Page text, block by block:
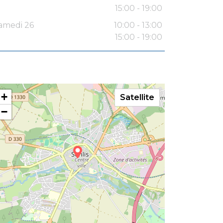
15:00 - 19:00
26
10:00 - 13:00
15:00 - 19:00
+
−
Satellite